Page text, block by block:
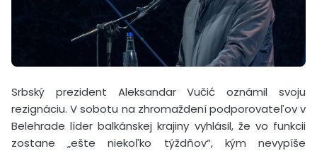
Srbský prezident Aleksandar Vučić oznámil svoju
rezignáciu. V sobotu na zhromaždení podporovateľov v
Belehrade líder balkánskej krajiny vyhlásil, že vo funkcii
zostane „ešte niekoľko týždňov“, kým nevypíše